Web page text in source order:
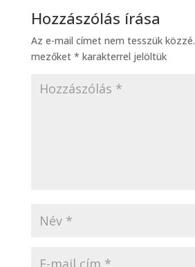
Hozzászólás írása
Az e-mail címet nem tesszük közzé.
mezőket * karakterrel jelöltük